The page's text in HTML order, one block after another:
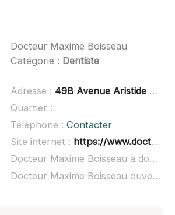
Docteur Maxime Boisseau
Catégorie : Dentiste
Adresse : 49B Avenue Aristide Briand, 38600 Fontaine
Quartier :
Téléphone : Contacter
Site internet : https://www.doctolib.fr/dentiste/fontaine/maxime-boisseau
Docteur Maxime Boisseau à domicile :
Docteur Maxime Boisseau ouvert dimanche :